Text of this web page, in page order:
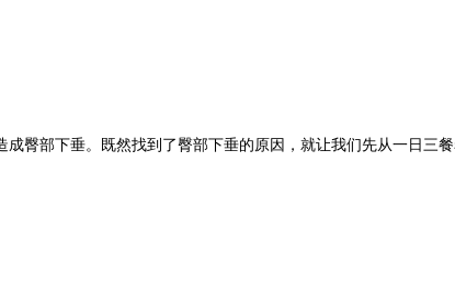
部下垂。既然找到了臀部下垂的原因，就让我们先从一日